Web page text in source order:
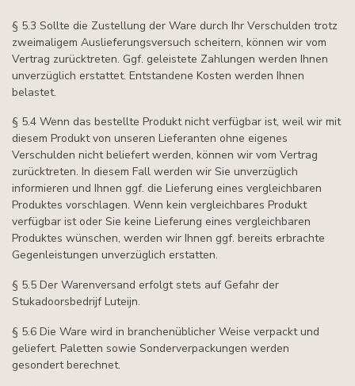
§ 5.3 Sollte die Zustellung der Ware durch Ihr Verschulden trotz
zweimaligem Auslieferungsversuch scheitern, können wir vom
Vertrag zurücktreten. Ggf. geleistete Zahlungen werden Ihnen
unverzüglich erstattet. Entstandene Kosten werden Ihnen
belastet.
§ 5.4 Wenn das bestellte Produkt nicht verfügbar ist, weil wir mit
diesem Produkt von unseren Lieferanten ohne eigenes
Verschulden nicht beliefert werden, können wir vom Vertrag
zurücktreten. In diesem Fall werden wir Sie unverzüglich
informieren und Ihnen ggf. die Lieferung eines vergleichbaren
Produktes vorschlagen. Wenn kein vergleichbares Produkt
verfügbar ist oder Sie keine Lieferung eines vergleichbaren
Produktes wünschen, werden wir Ihnen ggf. bereits erbrachte
Gegenleistungen unverzüglich erstatten.
§ 5.5 Der Warenversand erfolgt stets auf Gefahr der
Stukadoorsbedrijf Luteijn.
§ 5.6 Die Ware wird in branchenüblicher Weise verpackt und
geliefert. Paletten sowie Sonderverpackungen werden
gesondert berechnet.